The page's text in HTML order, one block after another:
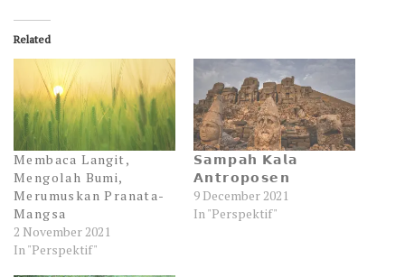
Related
Membaca Langit,
Mengolah Bumi,
Merumuskan Pranata-
Mangsa
2 November 2021
In "Perspektif"
𝗦𝗮𝗺𝗽𝗮𝗵 𝗞𝗮𝗹𝗮
𝗔𝗻𝘁𝗿𝗼𝗽𝗼𝘀𝗲𝗻
9 December 2021
In "Perspektif"